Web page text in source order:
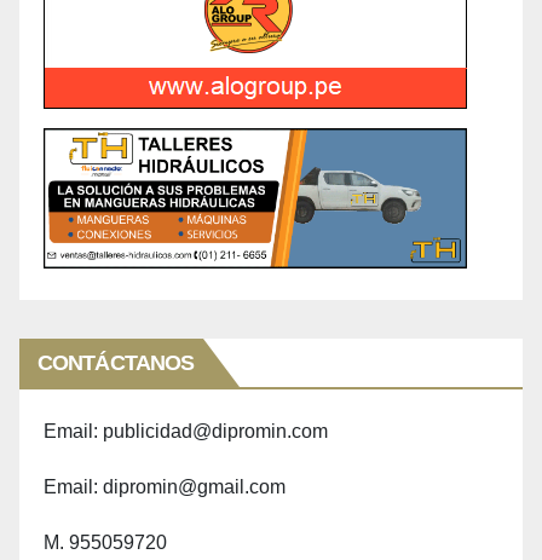
CONTÁCTANOS
Email: publicidad@dipromin.com
Email: dipromin@gmail.com
M. 955059720